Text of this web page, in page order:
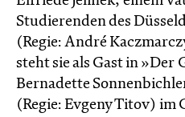
Studierenden des
(Regie: André
steht sie als Gast in »Der
Bernadette
(Regie: Evgeny Titov) im